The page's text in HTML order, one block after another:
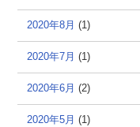
2020年8月 (1)
2020年7月 (1)
2020年6月 (2)
2020年5月 (1)